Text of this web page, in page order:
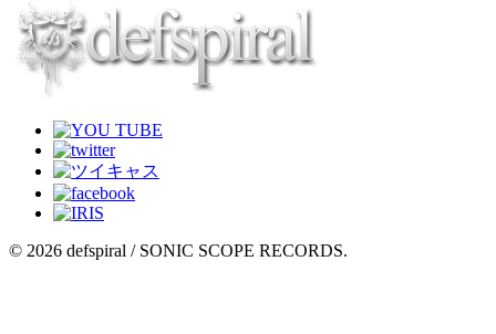
© 2026 defspiral / SONIC SCOPE RECORDS.